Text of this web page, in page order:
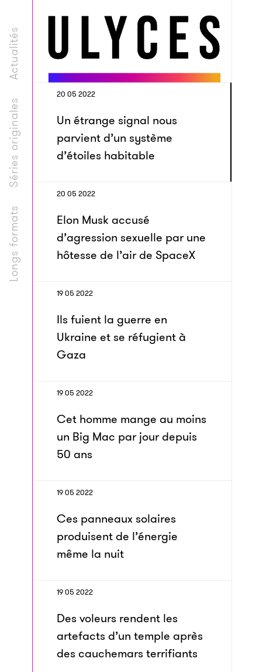
Longs formats
Séries originales
Actualités
20 05 2022
Un étrange signal nous
parvient d’un système
d’étoiles habitable
20 05 2022
Elon Musk accusé
d’agression sexuelle par une
hôtesse de l’air de SpaceX
19 05 2022
Ils fuient la guerre en
Ukraine et se réfugient à
Gaza
19 05 2022
Cet homme mange au moins
un Big Mac par jour depuis
50 ans
19 05 2022
Ces panneaux solaires
produisent de l’énergie
même la nuit
19 05 2022
Des voleurs rendent les
artefacts d’un temple après
des cauchemars terrifiants